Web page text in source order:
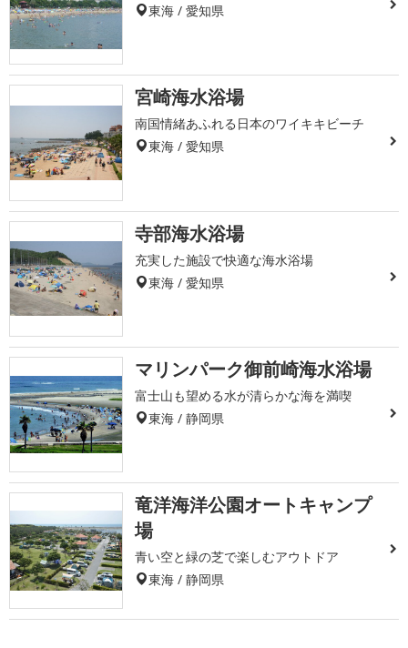
東海 / 愛知県
宮崎海水浴場
南国情緒あふれる日本のワイキキビーチ
東海 / 愛知県
寺部海水浴場
充実した施設で快適な海水浴場
東海 / 愛知県
マリンパーク御前崎海水浴場
富士山も望める水が清らかな海を満喫
東海 / 静岡県
竜洋海洋公園オートキャンプ
場
青い空と緑の芝で楽しむアウトドア
東海 / 静岡県